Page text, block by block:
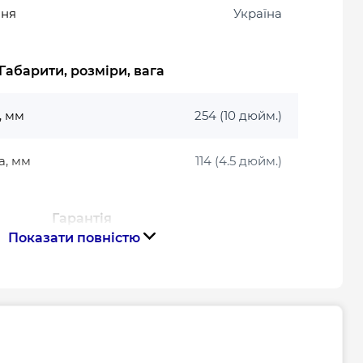
Україна
Габарити, розміри, вага
мм 254 (10 дюйм.)
мм 114 (4.5 дюйм.)
Гарантія
Показати повністю